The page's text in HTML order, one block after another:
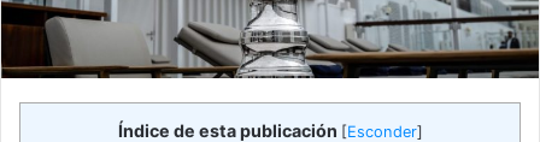
Índice de esta publicación [Esconder]